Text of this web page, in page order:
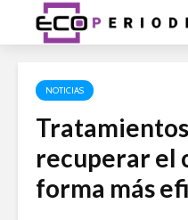
NOTICIAS
recuperar el
forma más